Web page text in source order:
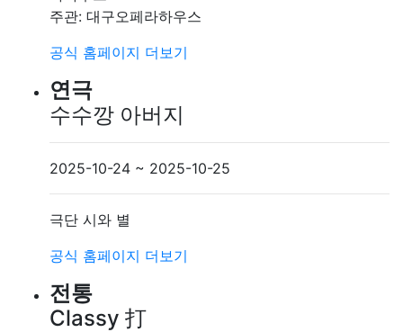
주관: 대구오페라하우스
공식 홈페이지 더보기
연극
수수깡 아버지
2025-10-24 ~ 2025-10-25
극단 시와 별
공식 홈페이지 더보기
전통
Classy 打